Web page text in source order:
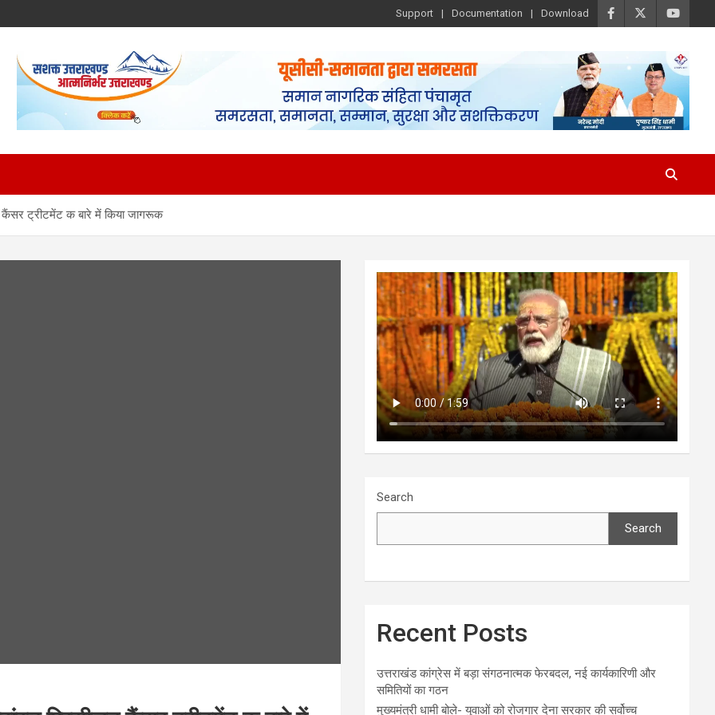
Support Documentation Download
कैंसर ट्रीटमेंट क बारे में किया जागरूक
Search
Search
Recent Posts
उत्तराखंड कांग्रेस में बड़ा संगठनात्मक फेरबदल, नई कार्यकारिणी और
समितियों का गठन
मुख्यमंत्री धामी बोले- युवाओं को रोजगार देना सरकार की सर्वोच्च